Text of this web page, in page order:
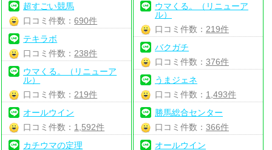
超すごい競馬
口コミ件数：690件
テキラボ
口コミ件数： 238件
ウマくる。（リニューア
ル）
口コミ件数： 219件
オールウイン
口コミ件数： 1,592件
カチウマの定理
ウマくる。（リニューア
ル）
口コミ件数： 219件
バクガチ
口コミ件数： 376件
うまジェネ
口コミ件数： 1,493件
勝馬総合センター
口コミ件数： 366件
オールウイン